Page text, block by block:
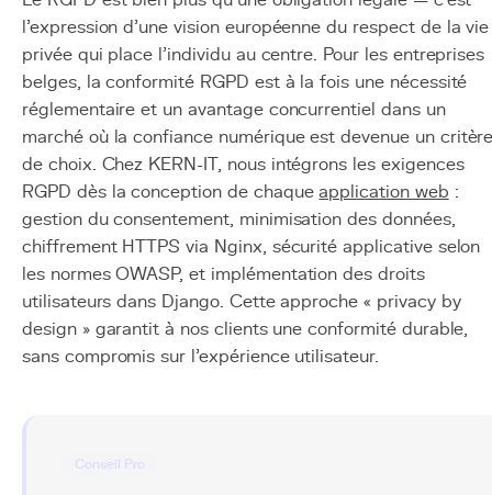
l'expression d'une vision européenne du respect de la vie
privée qui place l'individu au centre. Pour les entreprises
belges, la conformité RGPD est à la fois une nécessité
réglementaire et un avantage concurrentiel dans un
marché où la confiance numérique est devenue un
de choix. Chez KERN-IT, nous intégrons les exigences
RGPD dès la conception de chaqueapplication web :
gestion du consentement, minimisation des données,
chiffrement HTTPS via Nginx, sécurité applicative selon
les normes OWASP, et implémentation des droits
utilisateurs dans Django. Cette approche « privacy by
design » garantit à nos clients une conformité durable,
sans compromis sur l'expérience utilisateur.
Conseil Pro